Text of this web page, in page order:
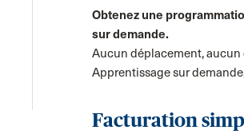
Obtenez une
sur demande.
Aucun déplacement, aucun
Apprentissage sur
Facturation